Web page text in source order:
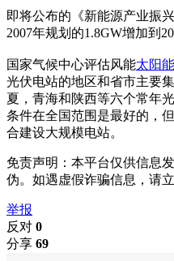
即将公布的《新能源产业振
2007年规划的1.8GW增加到
国家气候中心评估风能太阳能
光伏电站的地区和省市主要
夏，青海和陕西等六个常年
条件在全国范围是最好的，
合建设大规模电站。
免责声明：本平台仅供信息
伪。如遇虚假诈骗信息，请
举报
反对 0
分享 69